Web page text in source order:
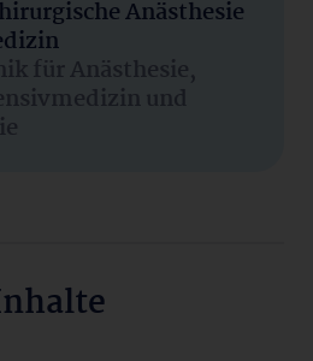
Anästhesie
für Anästhesie,
und